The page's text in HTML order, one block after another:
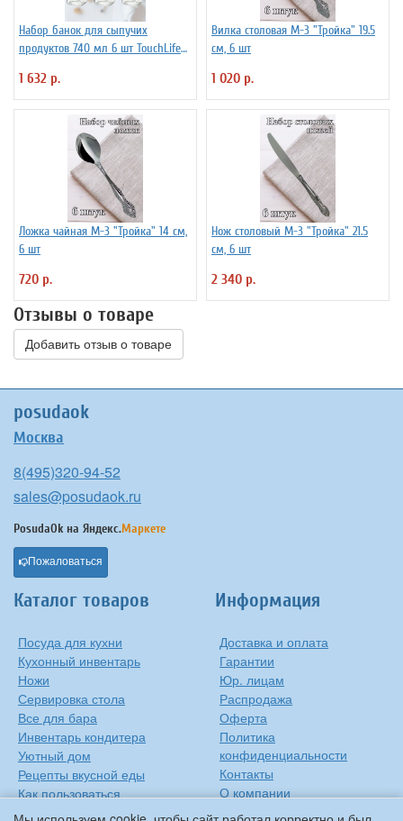
Набор банок для сыпучих
продуктов 740 мл 6 шт TouchLife
1 632 р.
Вилка столовая М-3 "Тройка" 19.5
см, 6 шт
1 020 р.
Ложка чайная М-3 "Тройка" 14 см,
6 шт
720 р.
Нож столовый М-3 "Тройка" 21.5
см, 6 шт
2 340 р.
Отзывы о товаре
Добавить отзыв о товаре
posudaok
Москва
8(495)320-94-52
sales@posudaok.ru
PosudaOk на Яндекс.Маркете
Пожаловаться
Каталог товаров
Посуда для кухни
Кухонный инвентарь
Ножи
Сервировка стола
Все для бара
Инвентарь кондитера
Уютный дом
Рецепты вкусной еды
Как пользоваться
сковородкой
Информация
Доставка и оплата
Гарантии
Юр. лицам
Распродажа
Оферта
Политика
конфиденциальности
Контакты
О компании
Сиропы Monin